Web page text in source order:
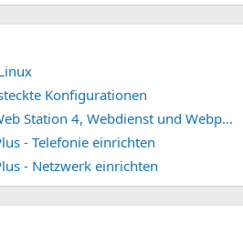
Konfigurationen
Synology DSM 7.2/7.3, Web Station 4, Webdienst und Webportal erstellen (ehemals vHost)
- Telefonie einrichten
- Netzwerk einrichten